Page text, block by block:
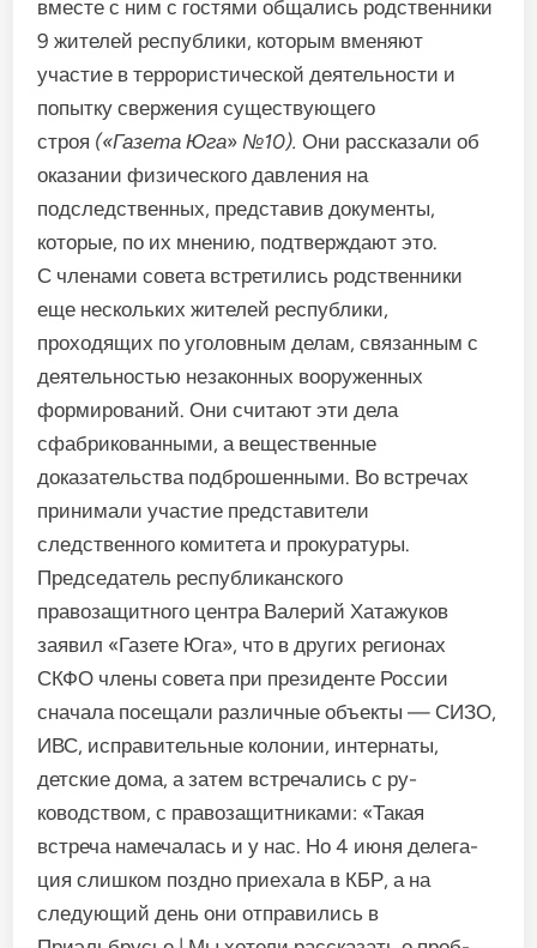
вместе с ним с гостями общались родственники
9 жителей республики, ко­торым вменяют
участие в тер­рористической деятельности и
попытку свержения существую­щего
строя («Газета Юга»№10). Они рассказали об
ока­зании физического давления на
подследственных, представив документы,
которые, по их мнению, подтверждают это.
С членами совета встрети­лись родственники
еще нескольких жителей республики,
проходящих по уголовным делам, связанным с
деятель­ностью незаконных вооружен­ных
формирований. Они счита­ют эти дела
сфабрикованными, а вещественные
доказательст­ва подброшенными. Во встре­чах
принимали участие пред­ставители
следственного коми­тета и прокуратуры.
Председатель республикан­ского
правозащитного центра Валерий Хатажуков
заявил «Га­зете Юга», что в других регио­нах
СКФО члены совета при президенте России
сначала по­сещали различные объекты — СИЗО,
ИВС, исправительные колонии, интернаты,
детские дома, а затем встречались с ру­
ководством, с правозащитни­ками: «Такая
встреча намечалась и у нас. Но 4 июня делега­
ция слишком поздно приехала в КБР, а на
следующий день они отправились в